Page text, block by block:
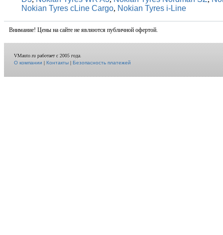
Nokian Tyres cLine Cargo, Nokian Tyres i-Line
Внимание! Цены на сайте не являются публичной офертой.
VMauto.ru работает с 2005 года.
О компании|Контакты|Безопасность платежей